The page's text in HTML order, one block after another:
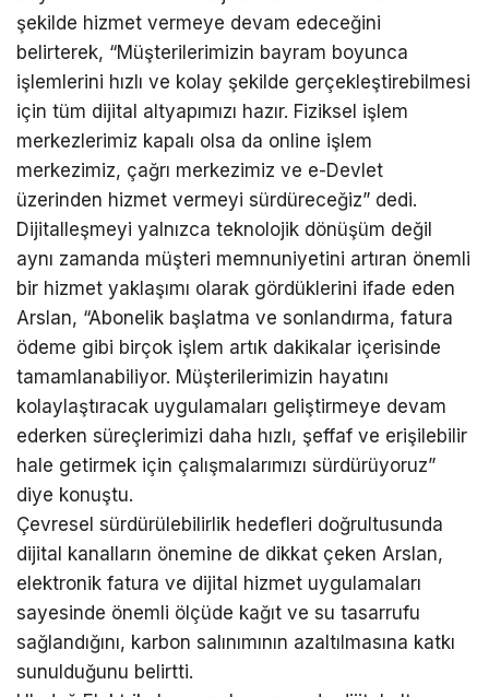
şekilde hizmet vermeye devam edeceğini
belirterek, “Müşterilerimizin bayram boyunca
işlemlerini hızlı ve kolay şekilde gerçekleştirebilmesi
için tüm dijital altyapımızı hazır. Fiziksel işlem
merkezlerimiz kapalı olsa da online işlem
merkezimiz, çağrı merkezimiz ve e-Devlet
üzerinden hizmet vermeyi sürdüreceğiz” dedi.
Dijitalleşmeyi yalnızca teknolojik dönüşüm değil
aynı zamanda müşteri memnuniyetini artıran önemli
bir hizmet yaklaşımı olarak gördüklerini ifade eden
Arslan, “Abonelik başlatma ve sonlandırma, fatura
ödeme gibi birçok işlem artık dakikalar içerisinde
tamamlanabiliyor. Müşterilerimizin hayatını
kolaylaştıracak uygulamaları geliştirmeye devam
ederken süreçlerimizi daha hızlı, şeffaf ve erişilebilir
hale getirmek için çalışmalarımızı sürdürüyoruz”
diye konuştu.
Çevresel sürdürülebilirlik hedefleri doğrultusunda
dijital kanalların önemine de dikkat çeken Arslan,
elektronik fatura ve dijital hizmet uygulamaları
sayesinde önemli ölçüde kağıt ve su tasarrufu
sağlandığını, karbon salınımının azaltılmasına katkı
sunulduğunu belirtti.